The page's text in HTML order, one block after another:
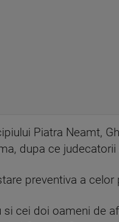
Piatra Neamt,
dupa ce
preventiva a
si cei doi oameni de